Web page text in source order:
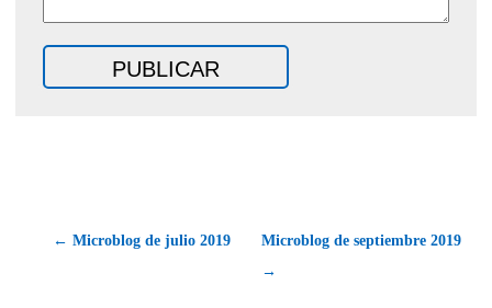
← Microblog de julio 2019
Microblog de septiembre 2019
→